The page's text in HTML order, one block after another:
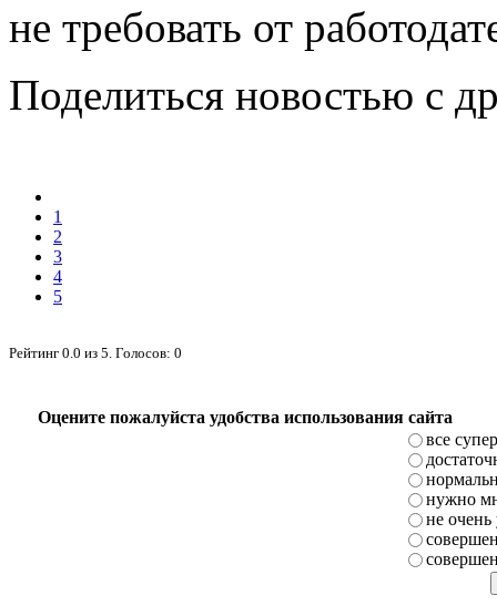
не требовать от
Поделиться новостью с
1
2
3
4
5
Рейтинг 0.0 из 5 . Голосов: 0
Оцените пожалуйста удобства использования сайта
все супер
нужно
не очень